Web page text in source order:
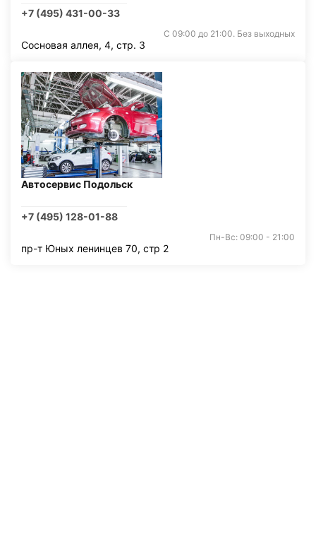
+7 (495) 431-00-33
С 09:00 до 21:00. Без выходных
Сосновая аллея, 4, стр. 3
Автосервис Подольск
+7 (495) 128-01-88
Пн-Вс: 09:00 - 21:00
пр-т Юных ленинцев 70, стр 2